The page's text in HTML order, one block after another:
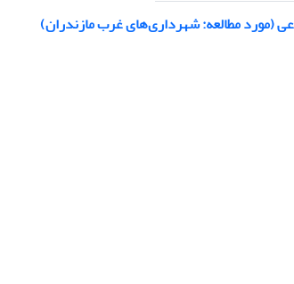
(مورد مطالعه: شهرداری‌های غرب مازندران)